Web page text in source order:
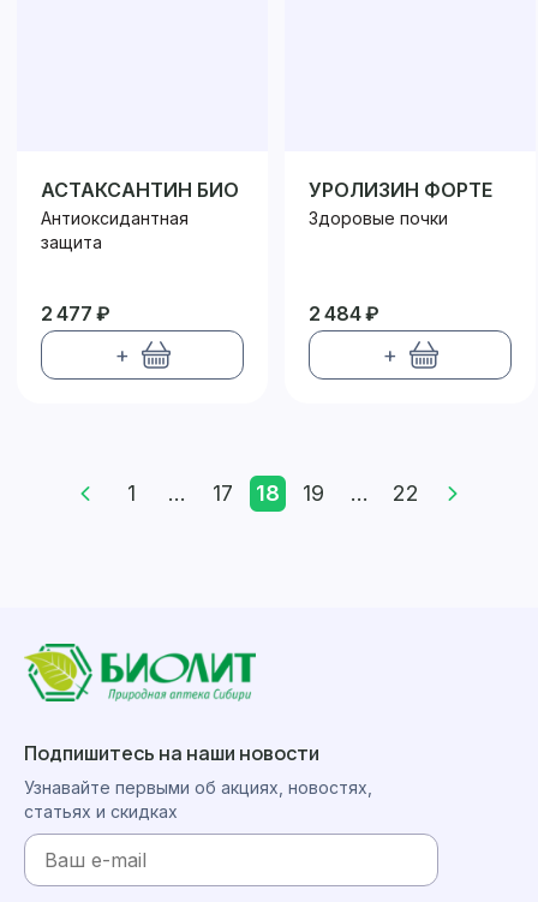
АСТАКСАНТИН БИО
Антиоксидантная
защита
2 477 ₽
+
УРОЛИЗИН ФОРТЕ
Здоровые почки
2 484 ₽
+
1 ... 17 18 19 ... 22
Подпишитесь на наши новости
Узнавайте первыми об акциях, новостях,
статьях и скидках